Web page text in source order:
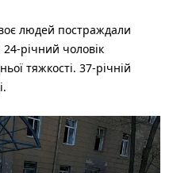
людей постраждали
річний чоловік
тяжкості. 37-річній